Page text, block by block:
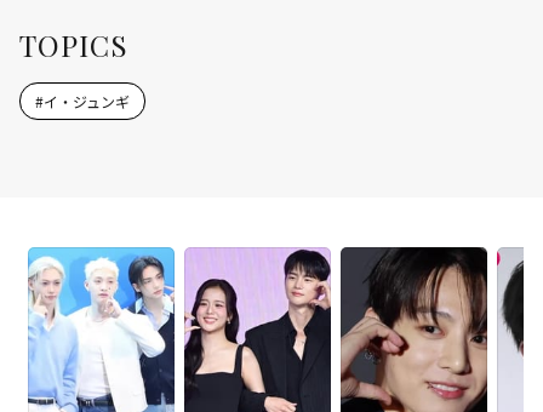
TOPICS
#イ・ジュンギ